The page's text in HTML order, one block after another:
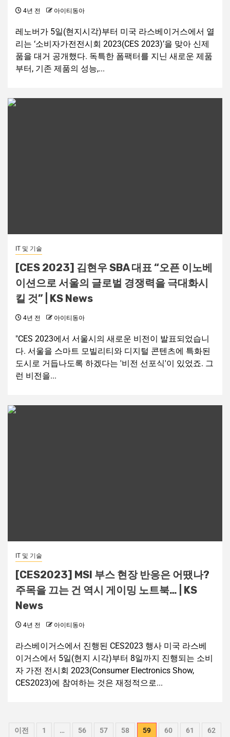
4년 전 아이티동아
레노버가 5일(현지시각)부터 미국 라스베이거스에서 열
리는 ‘소비자가전전시회 2023(CES 2023)’을 맞아 신제
품을 대거 공개했다. 독특한 폼팩터를 지닌 새로운 제품
부터, 기존 제품의 성능,...
IT 및 기술
[CES 2023] 김현우 SBA 대표 “오픈 이노베
이션으로 서울의 글로벌 경쟁력을 극대화시
킬 것” | KS News
4년 전 아이티동아
"CES 2023에서 서울시의 새로운 비전이 발표되었습니
다. 서울을 스마트 모빌리티와 디지털 콘텐츠에 특화된
도시로 거듭나도록 하겠다는 '비전 선포식'이 있었죠. 그
런 비전을...
IT 및 기술
[CES2023] MSI 부스 현장 반응은 어땠나?
주목을 끄는 건 역시 게이밍 노트북… | KS
News
4년 전 아이티동아
라스베이거스에서 진행된 CES2023 행사 미국 라스베
이거스에서 5일(현지 시각)부터 8일까지 진행되는 소비
자 가전 전시회 2023(Consumer Electronics Show,
CES2023)에 참여하는 것은 재정적으로...
이전 1 … 56 57 58 59 60 61 62